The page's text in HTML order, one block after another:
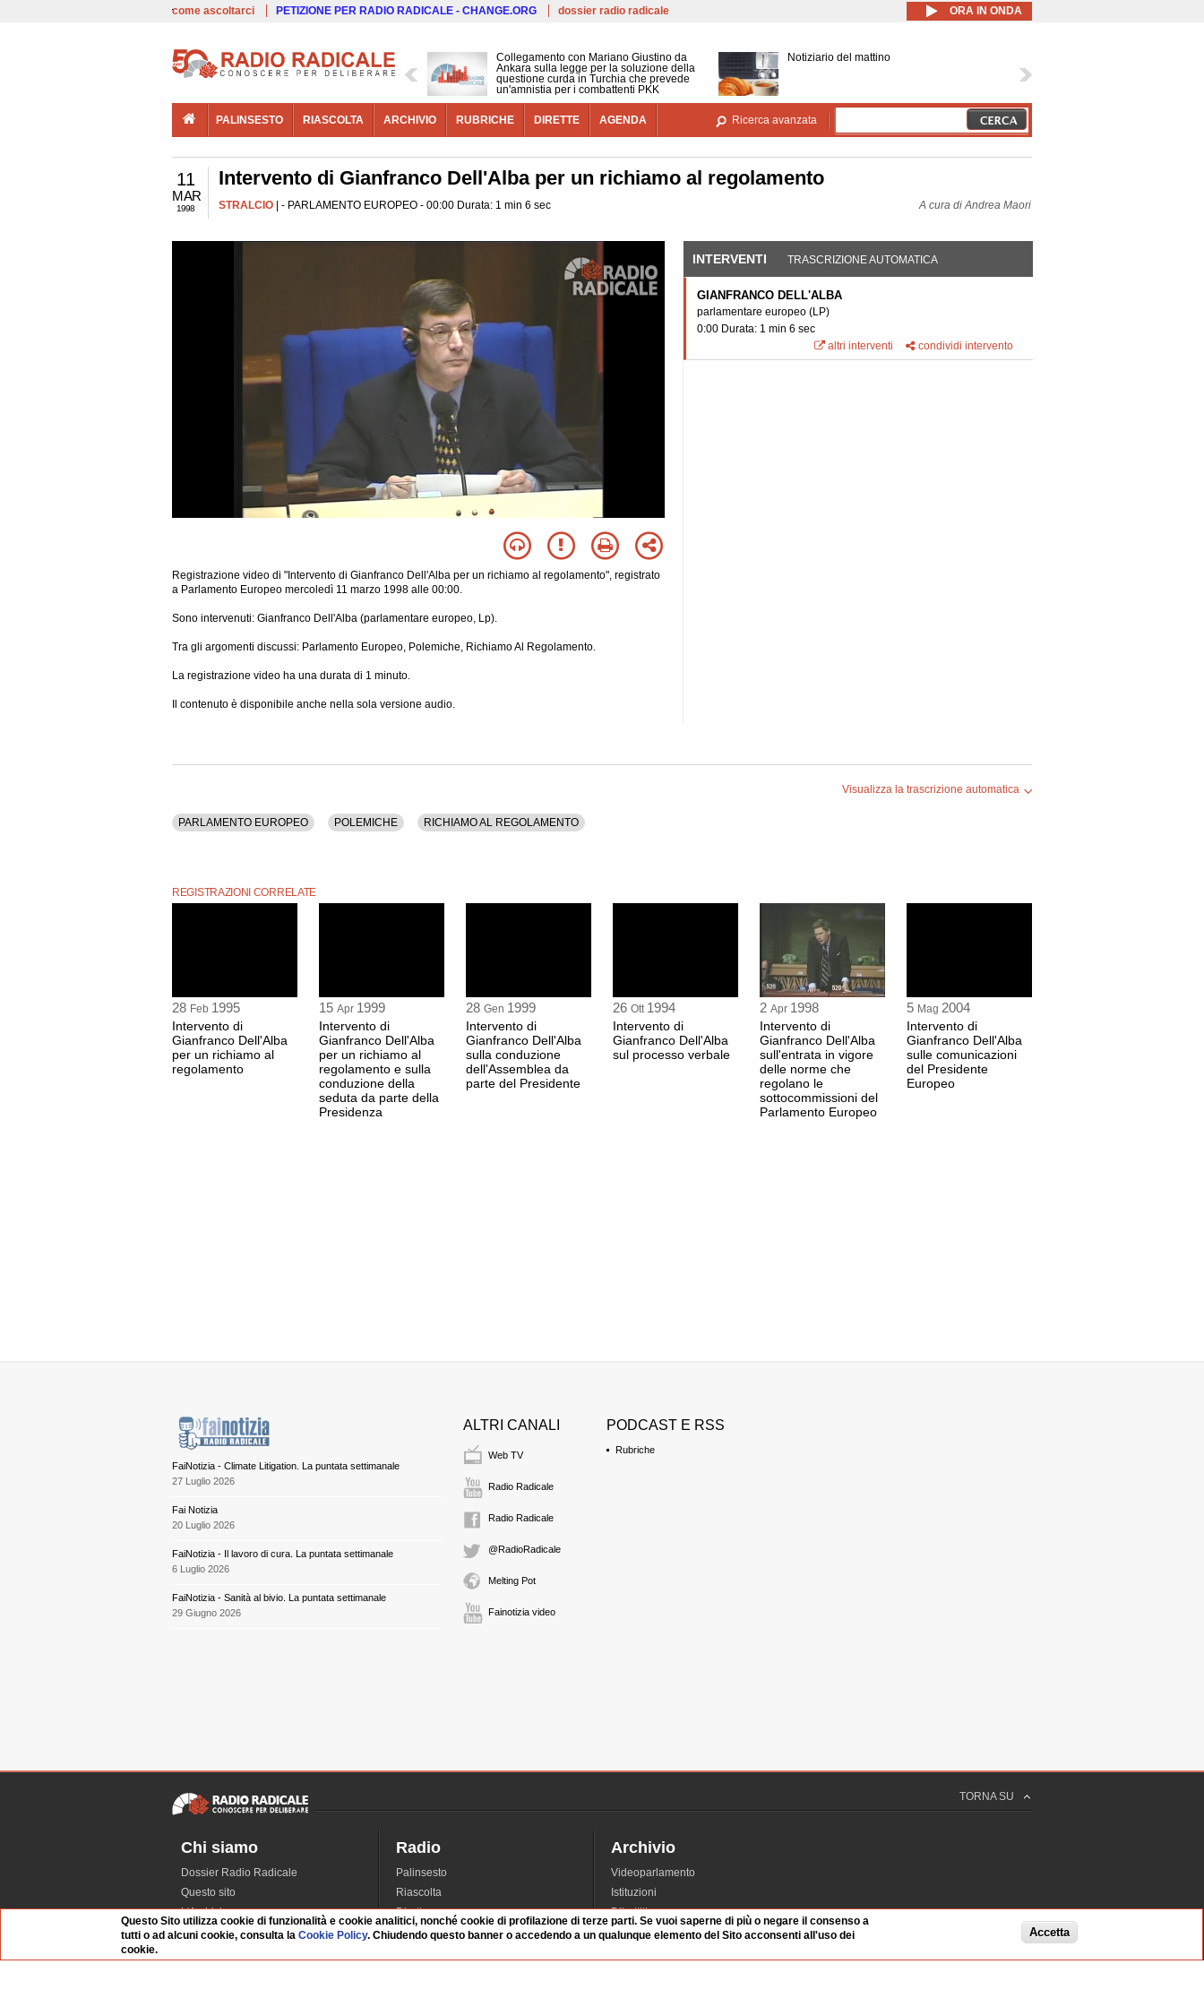
Salta al contenuto principale
come ascoltarci PETIZIONE PER RADIO RADICALE - CHANGE.ORG dossier radio radicale ORA IN ONDA
Collegamento con Mariano Giustino da
Ankara sulla legge per la soluzione della
questione curda in Turchia che prevede
un'amnistia per i combattenti PKK
Notiziario del mattino
PALINSESTO RIASCOLTA ARCHIVIO RUBRICHE DIRETTE AGENDA Ricerca avanzata
11
MAR
1998
Intervento di Gianfranco Dell'Alba per un richiamo al regolamento
STRALCIO | - PARLAMENTO EUROPEO - 00:00 Durata: 1 min 6 sec A cura diAndrea Maori
Registrazione video di "Intervento di Gianfranco Dell'Alba per un richiamo al regolamento", registrato
a Parlamento Europeo mercoledì 11 marzo 1998 alle 00:00.
Sono intervenuti: Gianfranco Dell'Alba (parlamentare europeo, Lp).
Tra gli argomenti discussi: Parlamento Europeo, Polemiche, Richiamo Al Regolamento.
La registrazione video ha una durata di 1 minuto.
Il contenuto è disponibile anche nella sola versione audio.
INTERVENTI (SCHEDA ATTIVA)
TRASCRIZIONE AUTOMATICA
GIANFRANCO DELL'ALBA
parlamentare europeo (LP)
0:00 Durata: 1 min 6 sec
altri interventi
condividi intervento
Visualizza la trascrizione automatica
PARLAMENTO EUROPEO POLEMICHE RICHIAMO AL REGOLAMENTO
REGISTRAZIONI CORRELATE
28 Feb 1995
Intervento di
Gianfranco Dell'Alba
per un richiamo al
regolamento
15 Apr 1999
Intervento di
Gianfranco Dell'Alba
per un richiamo al
regolamento e sulla
conduzione della
seduta da parte della
Presidenza
28 Gen 1999
Intervento di
Gianfranco Dell'Alba
sulla conduzione
dell'Assemblea da
parte del Presidente
26 Ott 1994
Intervento di
Gianfranco Dell'Alba
sul processo verbale
2 Apr 1998
Intervento di
Gianfranco Dell'Alba
sull'entrata in vigore
delle norme che
regolano le
sottocommissioni del
Parlamento Europeo
5 Mag 2004
Intervento di
Gianfranco Dell'Alba
sulle comunicazioni
del Presidente
Europeo
FaiNotizia - Climate Litigation. La puntata settimanale
27 Luglio 2026
Fai Notizia
20 Luglio 2026
FaiNotizia - Il lavoro di cura. La puntata settimanale
6 Luglio 2026
FaiNotizia - Sanità al bivio. La puntata settimanale
29 Giugno 2026
ALTRI CANALI
Web TV
Radio Radicale
Radio Radicale
@RadioRadicale
Melting Pot
Fainotizia video
PODCAST E RSS
Rubriche
TORNA SU
Chi siamo
Dossier Radio Radicale
Questo sito
L'Archivio
Redazione
Radio
Palinsesto
Riascolta
Dirette
Rubriche
Archivio
Videoparlamento
Istituzioni
Dibattiti
Manifestazioni
Questo Sito utilizza cookie di funzionalità e cookie analitici, nonché cookie di profilazione di terze parti. Se vuoi saperne di più o negare il consenso a
tutti o ad alcuni cookie, consulta laCookie Policy. Chiudendo questo banner o accedendo a un qualunque elemento del Sito acconsenti all'uso dei
cookie.
Accetta